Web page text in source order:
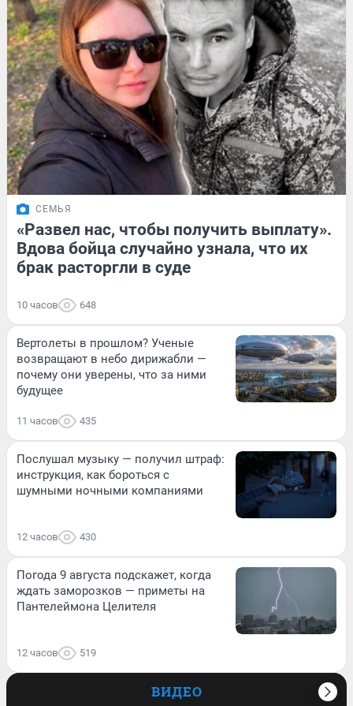
СЕМЬЯ
«Развел нас, чтобы получить выплату».
Вдова бойца случайно узнала, что их
брак расторгли в суде
10 часов 648
Вертолеты в прошлом? Ученые
возвращают в небо дирижабли —
почему они уверены, что за ними
будущее
11 часов 435
Послушал музыку — получил штраф:
инструкция, как бороться с
шумными ночными компаниями
12 часов 430
Погода 9 августа подскажет, когда
ждать заморозков — приметы на
Пантелеймона Целителя
12 часов 519
ВИДЕО